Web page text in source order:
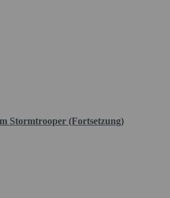
Stormtrooper (Fortsetzung)